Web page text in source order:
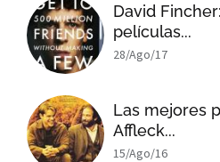
David
películas...
28/Ago/17
Las mejores
Affleck...
15/Ago/16